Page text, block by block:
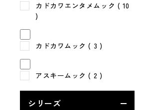
カドカワエンタメムック ( 10
)
カドカワムック( 3 )
アスキームック( 2 )
シリーズ